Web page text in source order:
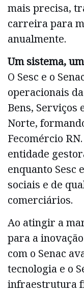
mais precisa,
carreira para
anualmente.
Um sistema,
O Sesc e o
operacionais
Bens, Serviços
Norte,
Fecomércio
entidade
enquanto Sesc
sociais e de
comerciários.
Ao atingir a
para a
com o Senac
tecnologia e o
infraestrutura